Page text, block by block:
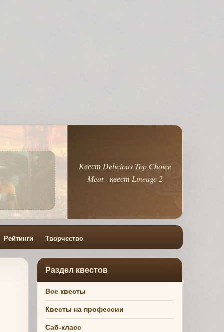
Квест Delicious Top Choice
Meat - квест Lineage 2
Рейтинги Творчество
Раздел квестов
Все квесты
Квесты на профессии
Саб-класс